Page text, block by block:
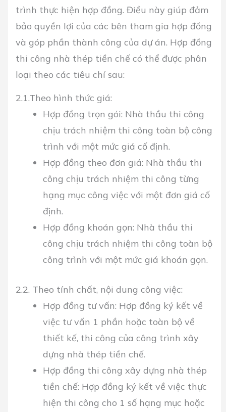
trình thực hiện hợp đồng. Điều này giúp đảm
bảo quyền lợi của các bên tham gia hợp đồng
và góp phần thành công của dự án. Hợp đồng
thi công nhà thép tiền chế có thể được phân
loại theo các tiêu chí sau:
2.1.Theo hình thức giá:
Hợp đồng trọn gói: Nhà thầu thi công
chịu trách nhiệm thi công toàn bộ công
trình với một mức giá cố định.
Hợp đồng theo đơn giá: Nhà thầu thi
công chịu trách nhiệm thi công từng
hạng mục công việc với một đơn giá cố
định.
Hợp đồng khoán gọn: Nhà thầu thi
công chịu trách nhiệm thi công toàn bộ
công trình với một mức giá khoán gọn.
2.2. Theo tính chất, nội dung công việc:
Hợp đồng tư vấn: Hợp đồng ký kết về
việc tư vấn 1 phần hoặc toàn bộ về
thiết kế, thi công của công trình xây
dựng nhà thép tiền chế.
Hợp đồng thi công xây dựng nhà thép
tiền chế: Hợp đồng ký kết về việc thực
hiện thi công cho 1 số hạng mục hoặc